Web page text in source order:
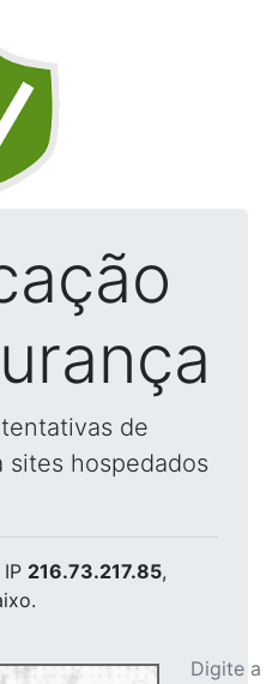
de
sites hospedados
216.73.217.85,
Digite